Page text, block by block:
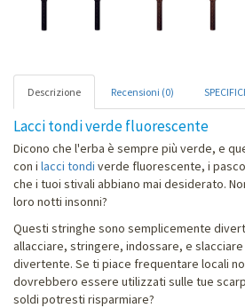
Descrizione Recensioni (0)
Lacci tondi verde fluorescente
Dicono che l'erba è sempre più verde, e
con i lacci tondi verde fluorescente, i
che i tuoi stivali abbiano mai desiderato.
loro notti insonni?
Questi stringhe sono semplicemente
allacciare, stringere, indossare, e slacciare
divertente. Se ti piace frequentare locali
dovrebbero essere utilizzati sulle tue
soldi potresti risparmiare?